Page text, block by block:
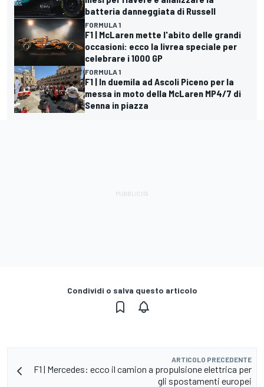
batteria danneggiata di Russell
FORMULA 1
F1 | McLaren mette l'abito delle grandi
occasioni: ecco la livrea speciale per
celebrare i 1000 GP
FORMULA 1
F1 | In duemila ad Ascoli Piceno per la
messa in moto della McLaren MP4/7 di
Senna in piazza
Condividi o salva questo articolo
ARTICOLO PRECEDENTE
F1 | Mercedes: ecco il camion a propulsione elettrica per
gli spostamenti europei